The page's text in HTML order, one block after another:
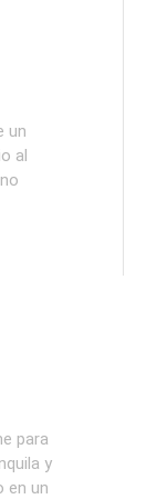
un
al
para
y
en un